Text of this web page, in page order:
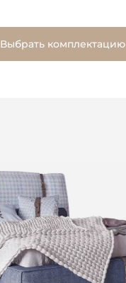
Выбрать комплектацию